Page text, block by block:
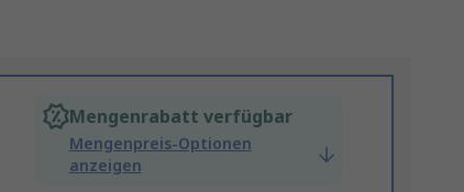
Mengenrabatt verfügbar
Mengenpreis-Optionen
anzeigen